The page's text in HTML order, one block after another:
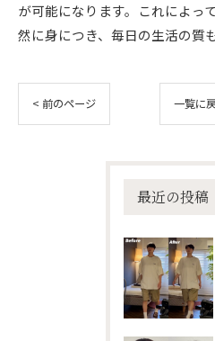
が可能になります。これによっ
然に身につき、毎日の生活の質
< 前のページ 一覧に
最近の投稿